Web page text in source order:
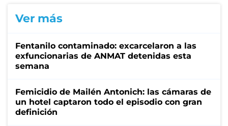
Ver más
Fentanilo contaminado: excarcelaron a las
exfuncionarias de ANMAT detenidas esta
semana
Femicidio de Mailén Antonich: las cámaras de
un hotel captaron todo el episodio con gran
definición